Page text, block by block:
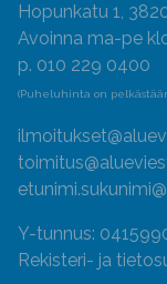
Hopunkatu 1,
Avoinna ma-pe
p. 010 229 0400
(Puheluhinta on
Y-tunnus:
Rekisteri- ja